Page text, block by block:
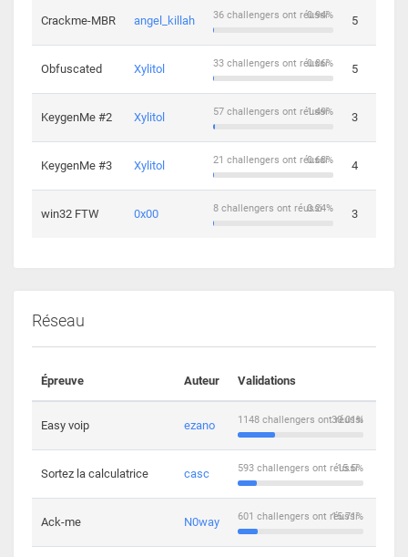
Crackme-MBR angel_killah 0.94%
36 challengers ont réussi 5
Obfuscated Xylitol 0.86%
33 challengers ont réussi 5
KeygenMe #2 Xylitol 1.49%
57 challengers ont réussi 3
KeygenMe #3 Xylitol 0.68%
21 challengers ont réussi 4
win32 FTW 0x00 0.24%
8 challengers ont réussi 3
Réseau
Épreuve Auteur Validations
Easy voip ezano 30.01%
1148 challengers ont réussi
Sortez la calculatrice casc 15.5%
593 challengers ont réussi
Ack-me N0way 15.71%
601 challengers ont réussi